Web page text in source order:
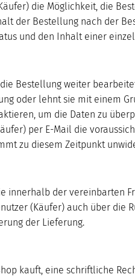
die Möglichkeit, die
der Bestellung nach der
und den Inhalt einer
Bestellung weiter
oder lehnt sie mit einem
um die Daten zu
per E-Mail die
zu diesem Zeitpunkt
der vereinbarten
(Käufer) auch über die
der Lieferung.
kauft, eine schriftliche